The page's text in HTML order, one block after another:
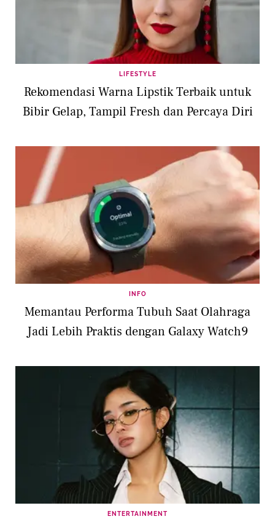
LIFESTYLE
Rekomendasi Warna Lipstik Terbaik untuk
Bibir Gelap, Tampil Fresh dan Percaya Diri
INFO
Memantau Performa Tubuh Saat Olahraga
Jadi Lebih Praktis dengan Galaxy Watch9
ENTERTAINMENT